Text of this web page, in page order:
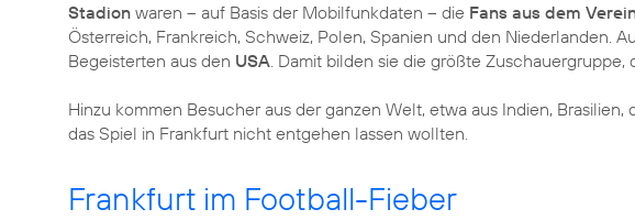
Stadion waren – auf Basis der Mobilfunkdaten – die Fans aus dem
Österreich, Frankreich, Schweiz, Polen, Spanien und den Niederlanden.
Begeisterten aus den USA. Damit bilden sie die größte Zuschauergruppe,
Hinzu kommen Besucher aus der ganzen Welt, etwa aus Indien, Brasilien,
das Spiel in Frankfurt nicht entgehen lassen wollten.
Frankfurt im Football-Fieber